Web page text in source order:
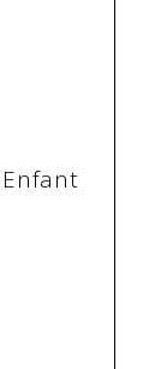
Enfant